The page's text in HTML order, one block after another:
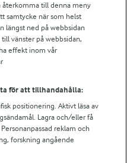
återkomma till denna meny
samtycke när som helst
längst ned på webbsidan
vänster på webbsidan,
effekt inom vår
för att tillhandahålla:
positionering. Aktivt läsa av
Lagra och/eller få
reklam och
forskning angående